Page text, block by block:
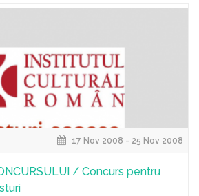
17 Nov 2008 - 25 Nov 2008
/ Concurs pentru